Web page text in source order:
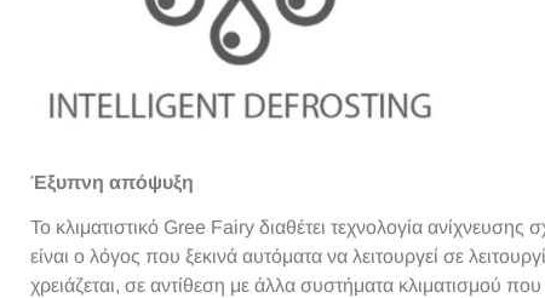
Έξυπνη απόψυξη
Το κλιματιστικό Gree Fairy διαθέτει τεχνολογία
είναι ο λόγος που ξεκινά αυτόματα να λειτουργεί σε
χρειάζεται, σε αντίθεση με άλλα συστήματα κλιματισμού